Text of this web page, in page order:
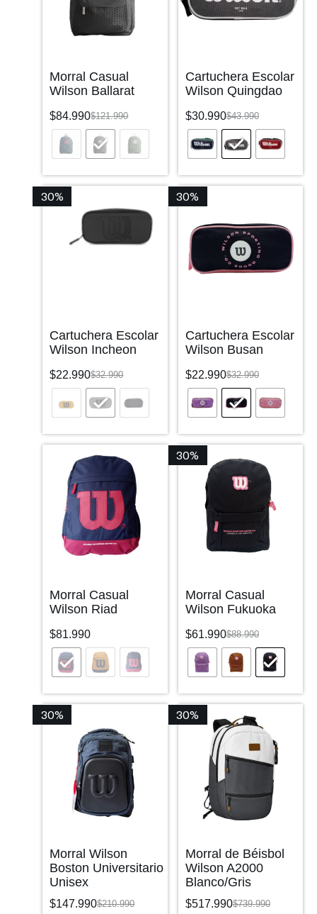
Morral Casual
Wilson Ballarat
$121.990
$84.990
Cartuchera Escolar
Wilson Quingdao
$43.990
$30.990
30%
Cartuchera Escolar
Wilson Incheon
$32.990
$22.990
30%
Cartuchera Escolar
Wilson Busan
$32.990
$22.990
Morral Casual
Wilson Riad
$81.990
30%
Morral Casual
Wilson Fukuoka
$88.990
$61.990
30%
Morral Wilson
Boston Universitario
Unisex
$210.990
$147.990
30%
Morral de Béisbol
Wilson A2000
Blanco/Gris
$739.990
$517.990